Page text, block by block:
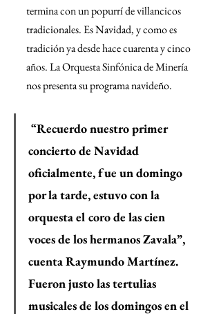
termina con un popurrí de villancicos
tradicionales. Es Navidad, y como es
tradición ya desde hace cuarenta y cinco
años. La Orquesta Sinfónica de Minería
nos presenta su programa navideño.
concierto de Navidad
oficialmente, fue un domingo
por la tarde, estuvo con la
orquesta el coro de las cien
voces de los hermanos Zavala”,
cuenta Raymundo Martínez.
Fueron justo las tertulias
musicales de los domingos en el